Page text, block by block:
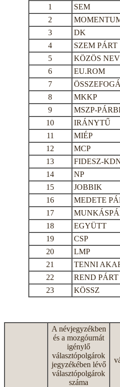
1
SEM
2
3
DK
4
SZEM PÁRT
5
KÖZÖS
6
EU.ROM
7
8
MKKP
9
MSZP-
10
IRÁNYTŰ
11
MIÉP
12
MCP
13
FIDESZ-
14
NP
15
JOBBIK
16
MEDETE
17
18
EGYÜTT
19
CSP
20
LMP
21
TENNI
22
REND PÁRT
23
KÖSSZ
A névjegyzékben
és a mozgóurnát
igénylő
választópolgárok
jegyzékében lévő
választópolgárok
száma